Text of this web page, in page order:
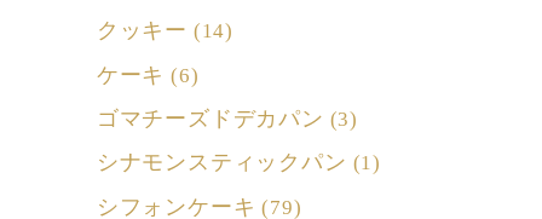
クッキー (14)
ケーキ (6)
ゴマチーズドデカパン (3)
シナモンスティックパン (1)
シフォンケーキ (79)